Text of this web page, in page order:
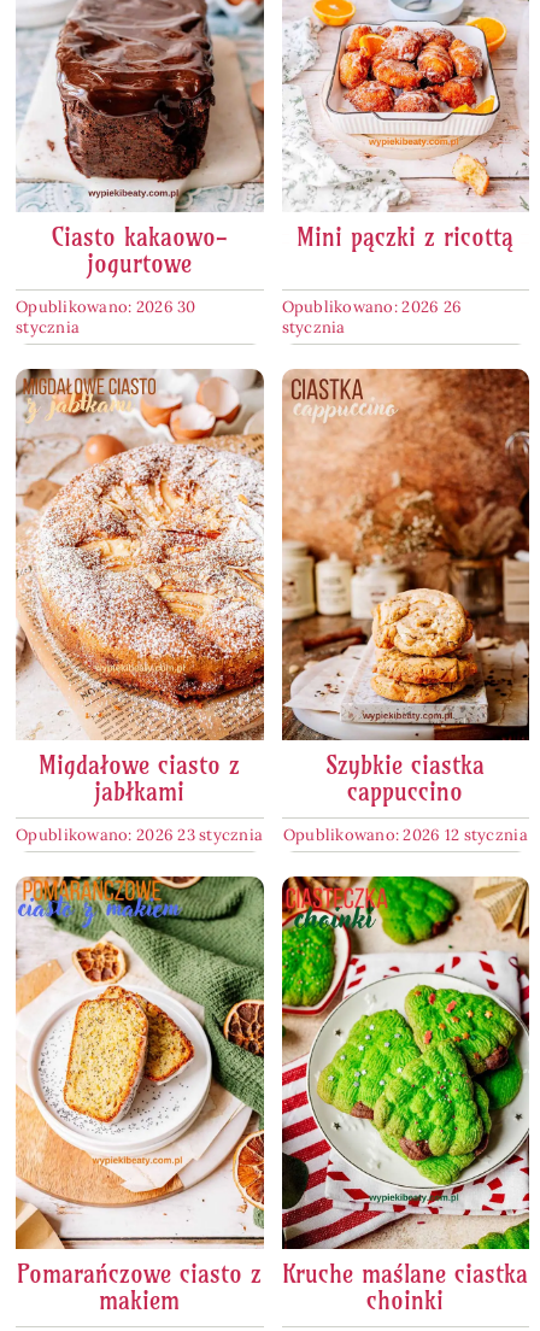
Ciasto kakaowo-
jogurtowe
Opublikowano: 2026 30
stycznia
Mini pączki z ricottą
Opublikowano: 2026 26
stycznia
Migdałowe ciasto z
jabłkami
Opublikowano: 2026 23 stycznia
Szybkie ciastka
cappuccino
Opublikowano: 2026 12 stycznia
Pomarańczowe ciasto z
makiem
Kruche maślane ciastka
choinki